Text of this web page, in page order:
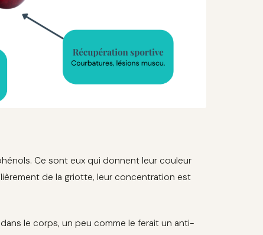
Ce sont eux qui donnent leur couleur
de la griotte, leur concentration est
le corps, un peu comme le ferait un anti-